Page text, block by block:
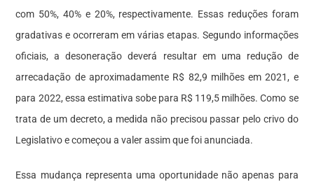
com 50%, 40% e 20%, respectivamente. Essas reduções foram
gradativas e ocorreram em várias etapas. Segundo informações
oficiais, a desoneração deverá resultar em uma redução de
arrecadação de aproximadamente R$ 82,9 milhões em 2021, e
para 2022, essa estimativa sobe para R$ 119,5 milhões. Como se
trata de um decreto, a medida não precisou passar pelo crivo do
Legislativo e começou a valer assim que foi anunciada.
Essa mudança representa uma oportunidade não apenas para